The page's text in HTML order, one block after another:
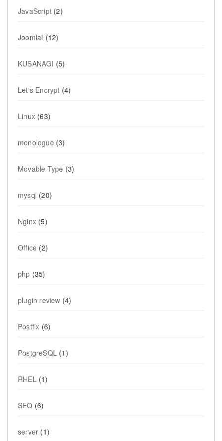
JavaScript (2)
Joomla! (12)
KUSANAGI (5)
Let's Encrypt (4)
Linux (63)
monologue (3)
Movable Type (3)
mysql (20)
Nginx (5)
Office (2)
php (35)
plugin review (4)
Postfix (6)
PostgreSQL (1)
RHEL(1)
SEO (6)
server (1)